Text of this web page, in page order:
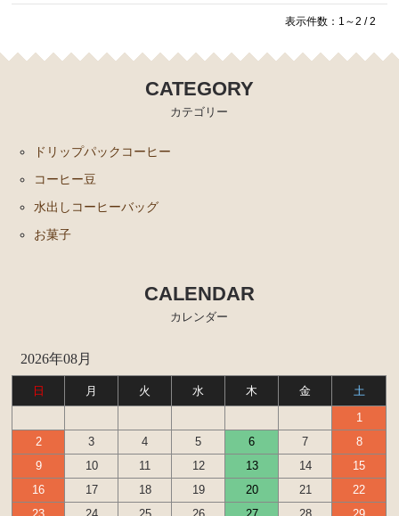
表示件数：1～2 / 2
CATEGORY
カテゴリー
ドリップパックコーヒー
コーヒー豆
水出しコーヒーバッグ
お菓子
CALENDAR
カレンダー
2026年08月
日 月 火 水 木 金
土
1
2
3 4 5 6 7
8
9
10 11 12 13 14
15
16
17 18 19 20 21
22